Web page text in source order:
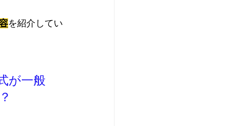
を紹介してい
が一般